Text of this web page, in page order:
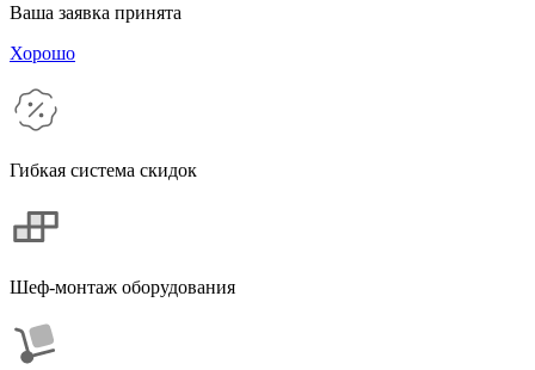
Ваша заявка принята
Хорошо
Гибкая система скидок
Шеф-монтаж оборудования